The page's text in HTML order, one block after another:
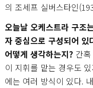
의 조세프 실버스타인
오늘날 오케스트라 구조
자 중심으로 구성되어
어떻게 생각하는지? 간
이 지휘를 맡는 경우도
에는 여러 방식이 있다.